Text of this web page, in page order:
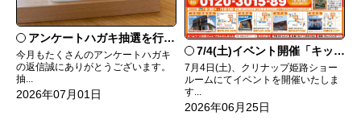
アンケートハガキ抽選を行います！
今月もたくさんのアンケートハガキ
の返信誠にありがとうございます。
抽...
2026年07月01日
7/4(土)イベント開催「キッチン祭り」
7月4日(土)、クリナップ姫路ショー
ルームにてイベントを開催いたしま
す...
2026年06月25日